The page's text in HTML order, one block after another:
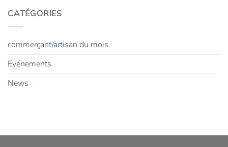
CATÉGORIES
commerçant/artisan du mois
Evénements
News